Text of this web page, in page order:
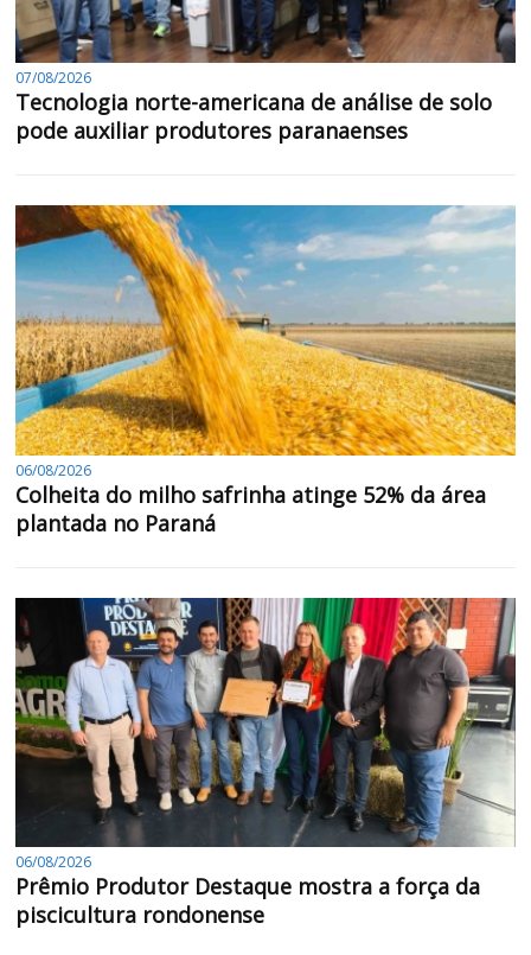
07/08/2026
Tecnologia norte-americana de análise de solo
pode auxiliar produtores paranaenses
06/08/2026
Colheita do milho safrinha atinge 52% da área
plantada no Paraná
06/08/2026
Prêmio Produtor Destaque mostra a força da
piscicultura rondonense